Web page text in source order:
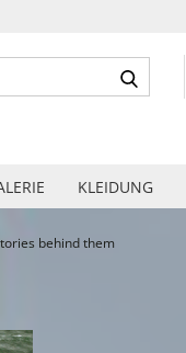
KLEIDUNG
behind them